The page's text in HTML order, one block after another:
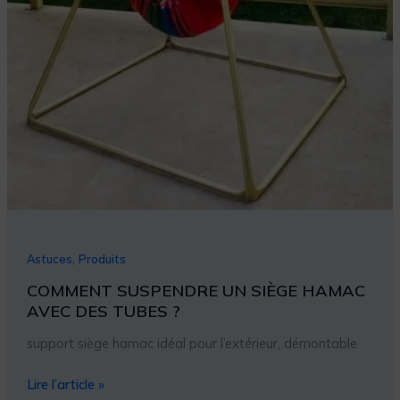
Astuces, Produits
COMMENT SUSPENDRE UN SIÈGE HAMAC
AVEC DES TUBES ?
support siège hamac idéal pour l’extérieur, démontable
Lire l’article »